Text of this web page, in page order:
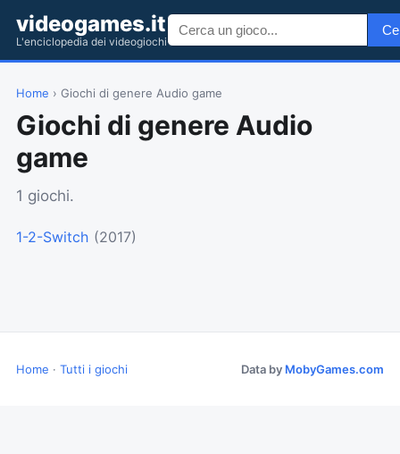
videogames.it
L'enciclopedia dei videogiochi
Home › Giochi di genere Audio game
Giochi di genere Audio
game
1 giochi.
1-2-Switch (2017)
Home · Tutti i giochi Data by MobyGames.com